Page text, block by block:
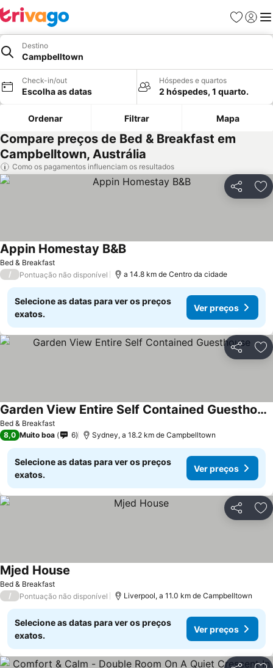
Favoritos
Iniciar
Destino
Campbelltown
Check-in/out
Escolha as datas
Hóspedes e quartos
2 hóspedes, 1 quarto.
Ordenar Filtrar Mapa
Compare preços de Bed & Breakfast em
Campbelltown, Austrália
Como os pagamentos influenciam os resultados
Partilhar
Bed & Breakfast
Appin Homestay B&B
/ Pontuação não disponível a 14.8 km de Centro da cidade
Selecione as datas para ver os preços
exatos.
Ver preços
Partilhar
Bed & Breakfast
Garden View Entire Self Contained Guesthouse
8,0 Muito boa 6 Sydney, a 18.2 km de Campbelltown
Selecione as datas para ver os preços
exatos.
Ver preços
Partilhar
Bed & Breakfast
Mjed House
/ Pontuação não disponível Liverpool, a 11.0 km de Campbelltown
Selecione as datas para ver os preços
exatos.
Ver preços